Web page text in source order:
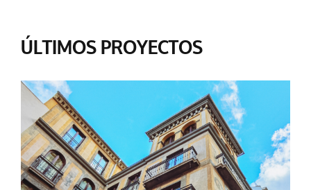
ÚLTIMOS PROYECTOS